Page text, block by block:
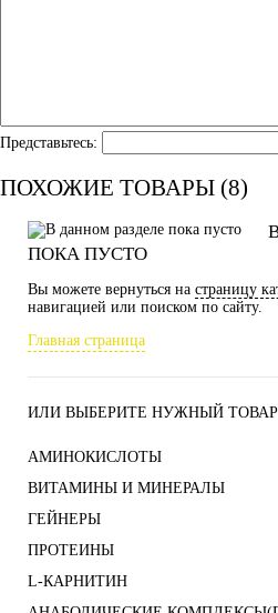
Представьтесь:
ПОХОЖИЕ ТОВАРЫ (8)
ПОКА ПУСТО
Вы можете вернуться на страницу
навигацией или поиском по сайту.
Главная страница
ИЛИ ВЫБЕРИТЕ НУЖНЫЙ ТОВАР
АМИНОКИСЛОТЫ
ВИТАМИНЫ И МИНЕРАЛЫ
ГЕЙНЕРЫ
ПРОТЕИНЫ
L-КАРНИТИН